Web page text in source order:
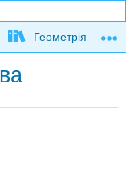
Геометрія